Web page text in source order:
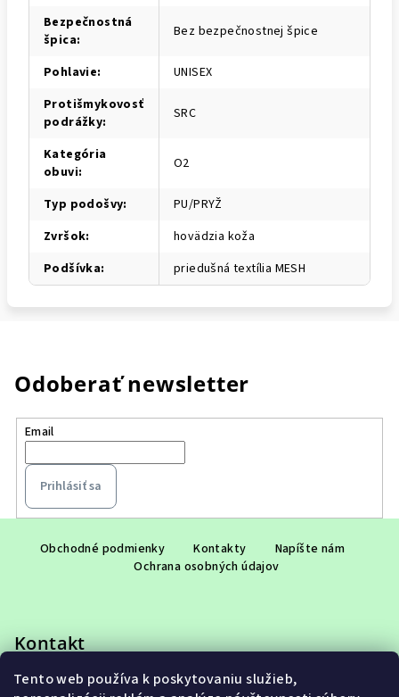
Tento web používa k poskytovaniu služieb,
Bezpečnostná
špica: Bez bezpečnostnej špice
Pohlavie:
UNISEX
Protišmykovosť
podrážky: SRC
Kategória
obuvi: O2
Typ podošvy:
PU/PRYŽ
Zvršok:
hovädzia koža
Podšívka: priedušná textília MESH
Odoberať newsletter
Email
Prihlásiť sa
i
Obchodné podmienky Kontakty
Napíšte nám
Ochrana osobných údajov
Kontakt
eshop@adet.sk